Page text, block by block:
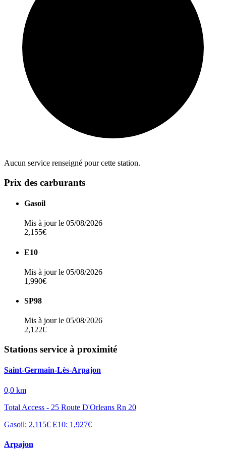
Aucun service renseigné pour cette station.
Prix des carburants
Gasoil
Mis à jour le 05/08/2026
2,155€
E10
Mis à jour le 05/08/2026
1,990€
SP98
Mis à jour le 05/08/2026
2,122€
Stations service à proximité
Saint-Germain-Lès-Arpajon
0,0 km
Total Access - 25 Route D'Orleans Rn 20
Gasoil: 2,115€ E10: 1,927€
Arpajon